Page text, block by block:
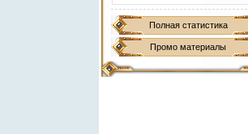
Полная статистика
Промо материалы